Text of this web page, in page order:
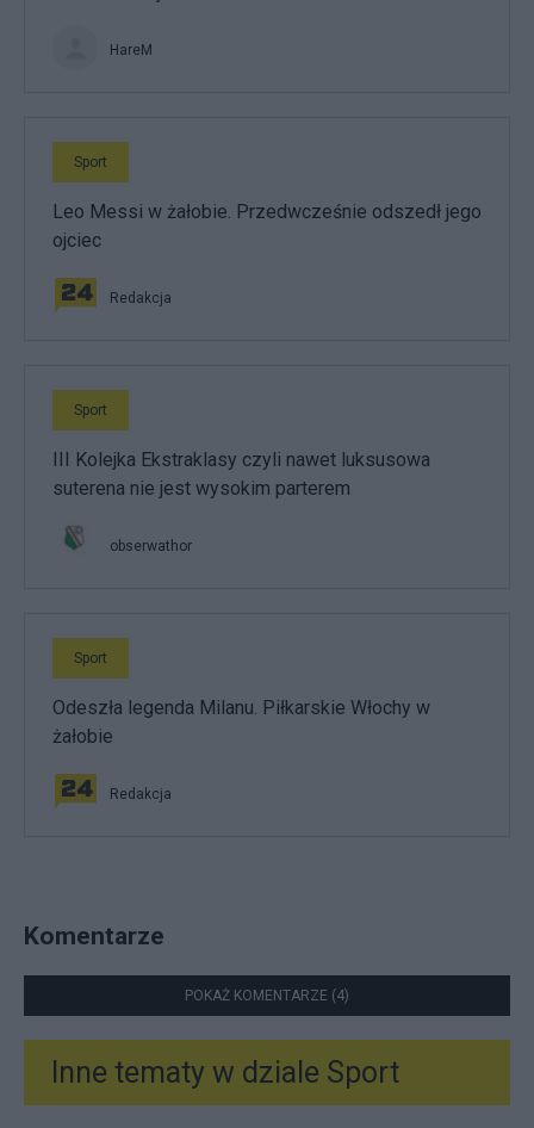
HareM
Sport
Leo Messi w żałobie. Przedwcześnie odszedł jego
ojciec
Redakcja
Sport
III Kolejka Ekstraklasy czyli nawet luksusowa
suterena nie jest wysokim parterem
obserwathor
Sport
Odeszła legenda Milanu. Piłkarskie Włochy w
żałobie
Redakcja
Komentarze
POKAŻ KOMENTARZE (4)
Inne tematy w dziale Sport